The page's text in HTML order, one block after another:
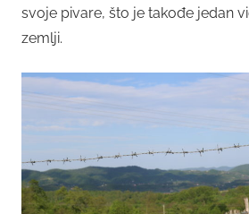
svoje pivare, što je takođe jedan
zemlji.